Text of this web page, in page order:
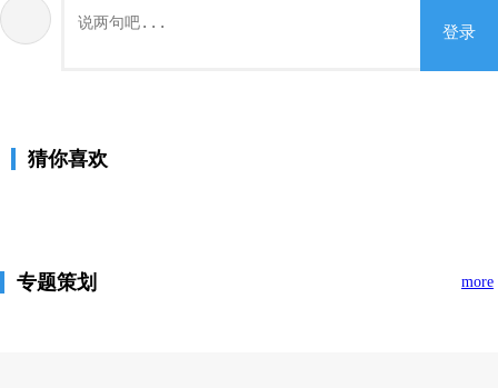
登录
猜你喜欢
专题策划 more